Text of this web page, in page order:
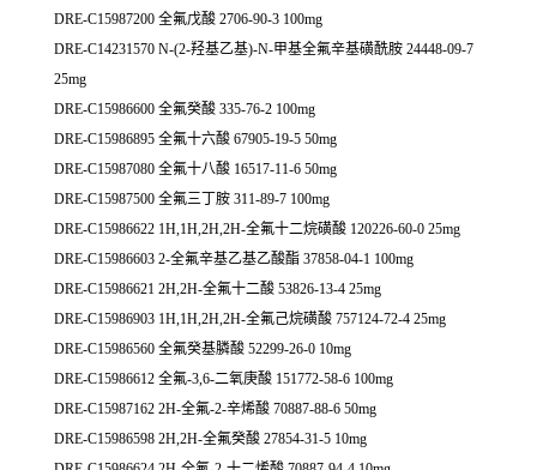
DRE-C15987200 全氟戊酸 2706-90-3 100mg
DRE-C14231570 N-(2-羟基乙基)-N-甲基全氟辛基磺酰胺 24448-09-7
25mg
DRE-C15986600 全氟癸酸 335-76-2 100mg
DRE-C15986895 全氟十六酸 67905-19-5 50mg
DRE-C15987080 全氟十八酸 16517-11-6 50mg
DRE-C15987500 全氟三丁胺 311-89-7 100mg
DRE-C15986622 1H,1H,2H,2H-全氟十二烷磺酸 120226-60-0 25mg
DRE-C15986603 2-全氟辛基乙基乙酸酯 37858-04-1 100mg
DRE-C15986621 2H,2H-全氟十二酸 53826-13-4 25mg
DRE-C15986903 1H,1H,2H,2H-全氟己烷磺酸 757124-72-4 25mg
DRE-C15986560 全氟癸基膦酸 52299-26-0 10mg
DRE-C15986612 全氟-3,6-二氧庚酸 151772-58-6 100mg
DRE-C15987162 2H-全氟-2-辛烯酸 70887-88-6 50mg
DRE-C15986598 2H,2H-全氟癸酸 27854-31-5 10mg